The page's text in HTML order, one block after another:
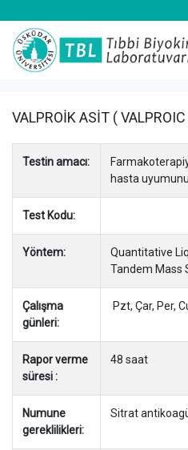
VALPROİK ASİT (
Testin amacı:
hasta
Test Kodu:
Yöntem:
Quantitative
Tandem Mass
Çalışma
günleri:
Pzt, Çar, Per,
Rapor verme
süresi :
48 saat
Numune
gereklilikleri:
Sitrat